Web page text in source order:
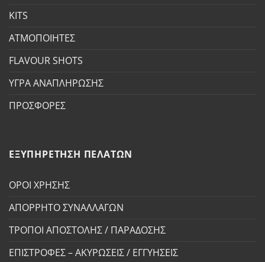
KITS
ΑΤΜΟΠΟΙΗΤΕΣ
FLAVOUR SHOTS
ΥΓΡΑ ΑΝΑΠΛΗΡΩΣΗΣ
ΠΡΟΣΦΟΡΕΣ
ΕΞΥΠΗΡΕΤΗΣΗ ΠΕΛΑΤΩΝ
ΟΡΟΙ ΧΡΗΣΗΣ
ΑΠΟΡΡΗΤΟ ΣΥΝΑΛΛΑΓΩΝ
ΤΡΟΠΟΙ ΑΠΟΣΤΟΛΗΣ / ΠΑΡΑΔΟΣΗΣ
ΕΠΙΣΤΡΟΦΕΣ – ΑΚΥΡΩΣΕΙΣ / ΕΓΓΥΗΣΕΙΣ